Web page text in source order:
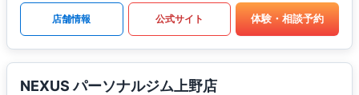
店舗情報 公式サイト 体験・相談予約
NEXUS パーソナルジム上野店